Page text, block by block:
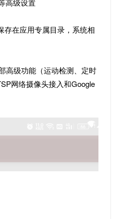
高级设置
存在应用专属目录，系统相
高级功能（运动检测、定时
网络摄像头接入和Google